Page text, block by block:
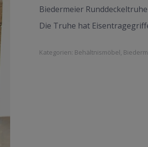
Biedermeier
Die Truhe hat
Kategorien: Behältnismöbel,